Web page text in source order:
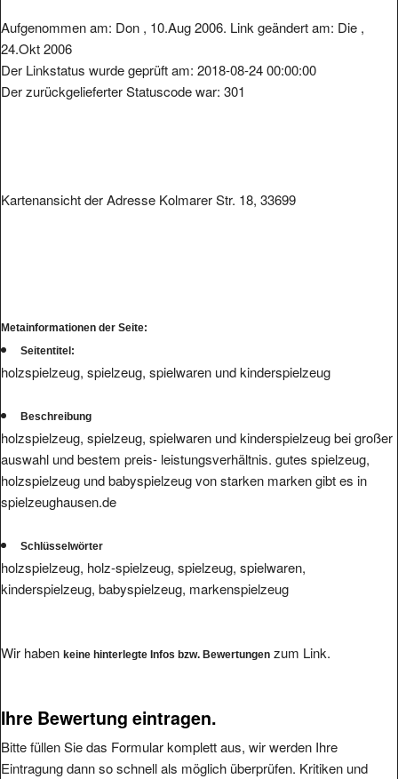
Aufgenommen am: Don , 10.Aug 2006. Link geändert am: Die ,
24.Okt 2006
Der Linkstatus wurde geprüft am: 2018-08-24 00:00:00
Der zurückgelieferter Statuscode war: 301
Kartenansicht der Adresse Kolmarer Str. 18, 33699
Metainformationen der Seite:
Seitentitel:
holzspielzeug, spielzeug, spielwaren und kinderspielzeug
Beschreibung
holzspielzeug, spielzeug, spielwaren und kinderspielzeug bei großer
auswahl und bestem preis- leistungsverhältnis. gutes spielzeug,
holzspielzeug und babyspielzeug von starken marken gibt es in
spielzeughausen.de
Schlüsselwörter
holzspielzeug, holz-spielzeug, spielzeug, spielwaren,
kinderspielzeug, babyspielzeug, markenspielzeug
Wir haben keine hinterlegte Infos bzw. Bewertungen zum Link.
Ihre Bewertung eintragen.
Bitte füllen Sie das Formular komplett aus, wir werden Ihre
Eintragung dann so schnell als möglich überprüfen. Kritiken und